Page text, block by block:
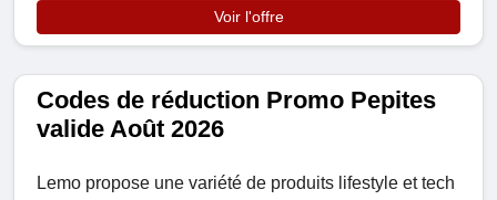
Voir l'offre
Codes de réduction Promo Pepites
valide Août 2026
Lemo propose une variété de produits lifestyle et tech